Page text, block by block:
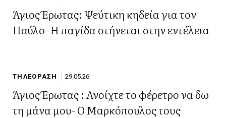
Άγιος Έρωτας: Ψεύτικη κηδεία για τον
Παύλο- H παγίδα στήνεται στην εντέλεια
ΤΗΛΕΟΡΑΣΗ 29.05.26
Άγιος Έρωτας : Ανοίχτε το φέρετρο να δω
τη μάνα μου- Ο Μαρκόπουλος τους